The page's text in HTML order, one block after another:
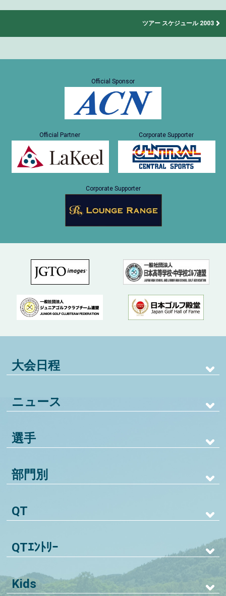
ツアー スケジュール 2003
Official Sponsor
Official Partner Corporate Supporter
Corporate Supporter
大会日程
ニュース
選手
部門別
QT
QTｴﾝﾄﾘｰ
Kids